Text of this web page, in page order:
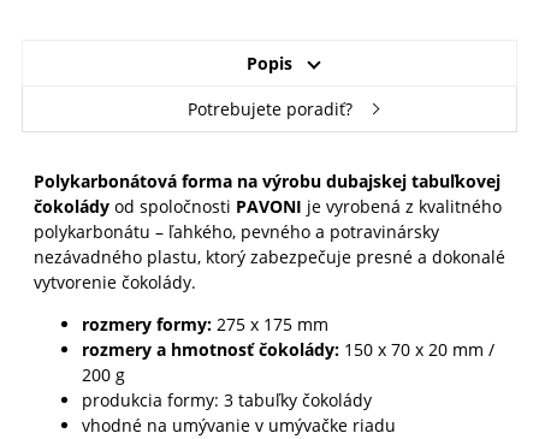
Popis
Potrebujete poradiť?
Polykarbonátová forma na výrobu dubajskej tabuľkovej
čokoládyod spoločnosti PAVONI je vyrobená z kvalitného
polykarbonátu – ľahkého, pevného a potravinársky
nezávadného plastu, ktorý zabezpečuje presné a dokonalé
vytvorenie čokolády.
rozmery formy: 275 x 175 mm
rozmery a hmotnosť čokolády:150 x 70 x 20 mm /
200 g
produkcia formy: 3 tabuľky čokolády
vhodné na umývanie v umývačke riadu